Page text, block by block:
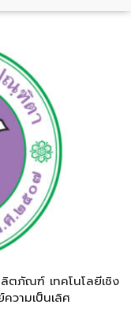
ตภัณฑ์ เทคโนโลยีเชิง
ามเป็นเลิศ